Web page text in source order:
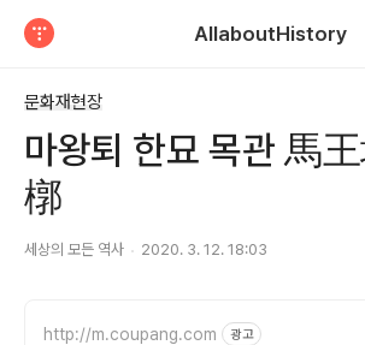
AllaboutHistory
문화재현장
마왕퇴 한묘 목관 馬
槨
세상의 모든 역사 2020. 3. 12. 18:03
http://m.coupang.com 광고